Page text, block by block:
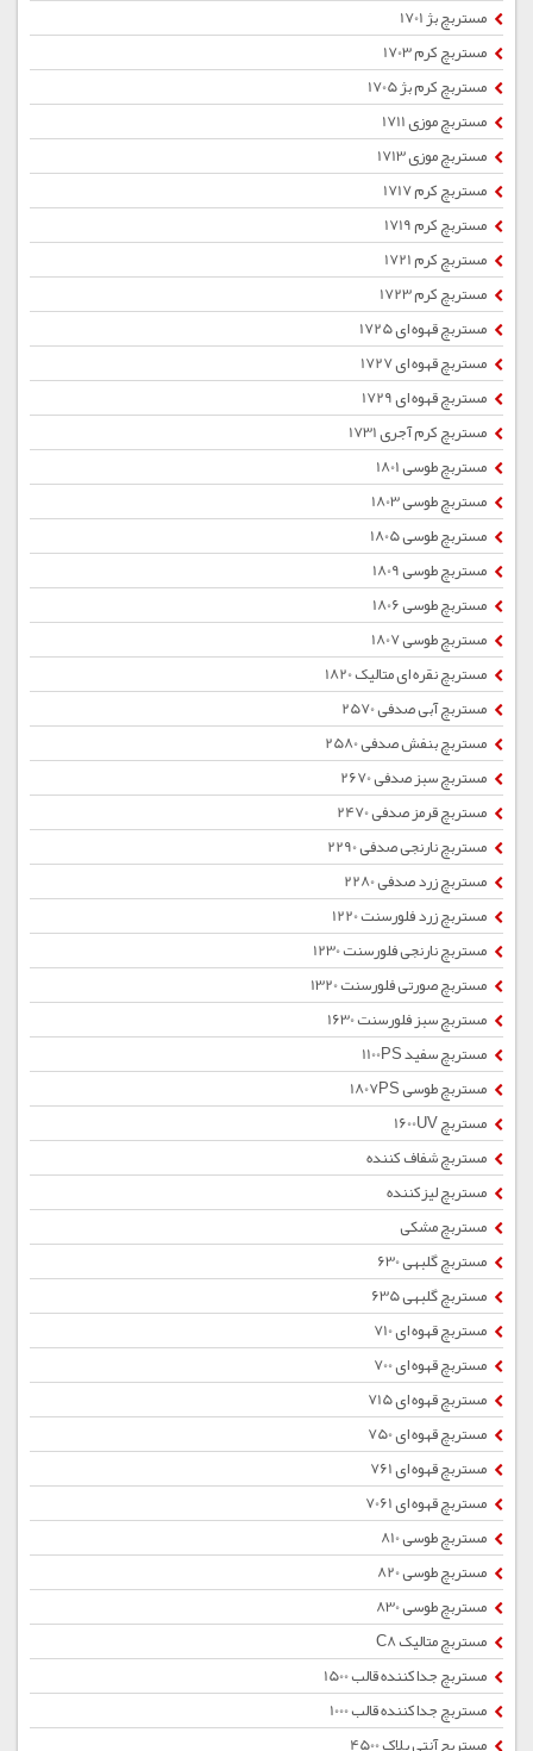
مستربچ بژ 1701
مستربچ کرم 1703
مستربچ کرم بژ 1705
مستربچ موزی 1711
مستربچ موزی 1713
مستربچ کرم 1717
مستربچ کرم 1719
مستربچ کرم 1721
مستربچ کرم 1723
مستربچ قهوه ای 1725
مستربچ قهوه ای 1727
مستربچ قهوه ای 1729
مستربچ کرم آجری 1731
مستربچ طوسی 1801
مستربچ طوسی 1803
مستربچ طوسی 1805
مستربچ طوسی 1809
مستربچ طوسی 1806
مستربچ طوسی 1807
مستربچ نقره ای متالیک 1820
مستربچ آبی صدفی 2570
مستربچ بنفش صدفی 2580
مستربچ سبز صدفی 2670
مستربچ قرمز صدفی 2470
مستربچ نارنجی صدفی 2290
مستربچ زرد صدفی 2280
مستربچ زرد فلورسنت 1220
مستربچ نارنجی فلورسنت 1230
مستربچ صورتی فلورسنت 1320
مستربچ سبز فلورسنت 1630
مستربچ سفید 1100PS
مستربچ طوسی 1807PS
مستربچ 1600UV
مستربچ شفاف کننده
مستربچ لیزکننده
مستربچ مشکی
مستربچ گلبهی 630
مستربچ گلبهی 635
مستربچ قهوه ای 710
مستربچ قهوه ای 700
مستربچ قهوه ای 715
مستربچ قهوه ای 750
مستربچ قهوه ای 761
مستربچ قهوه ای 7061
مستربچ طوسی 810
مستربچ طوسی 820
مستربچ طوسی 830
مستربچ متالیک C8
مستربچ جداکننده قالب 1500
مستربچ جداکننده قالب 1000